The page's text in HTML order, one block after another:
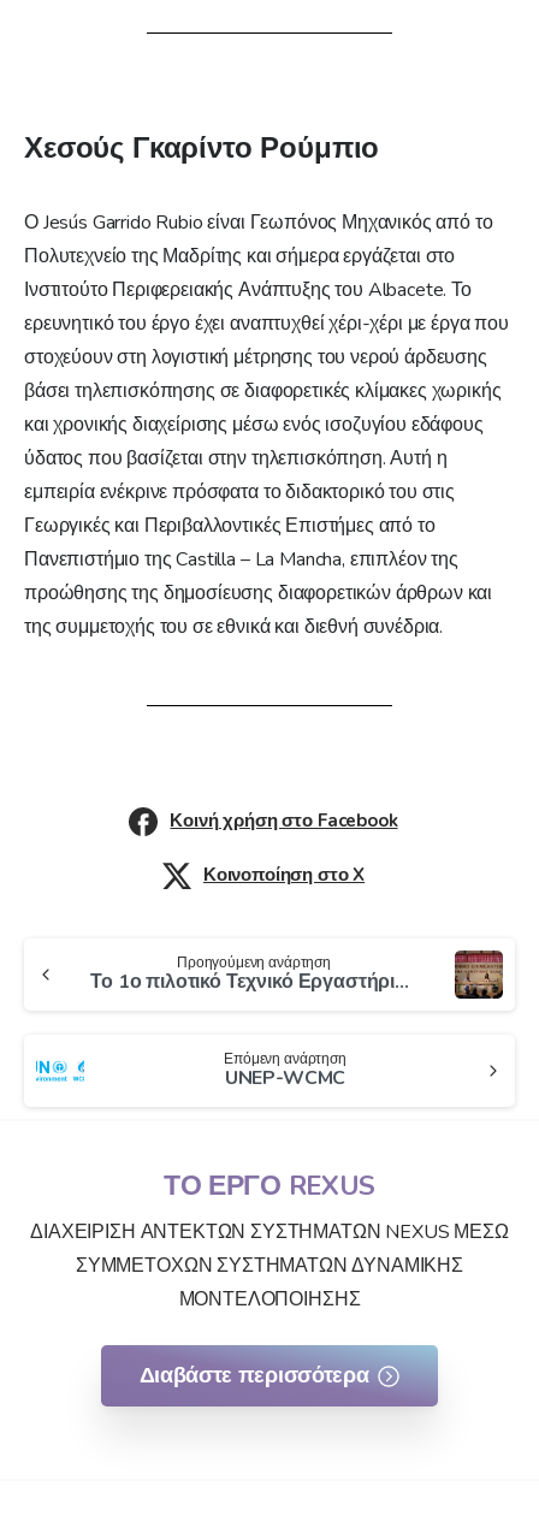
Χεσούς Γκαρίντο Ρούμπιο
Ο Jesús Garrido Rubio είναι Γεωπόνος Μηχανικός από το
Πολυτεχνείο της Μαδρίτης και σήμερα εργάζεται στο
Ινστιτούτο Περιφερειακής Ανάπτυξης του Albacete. Το
ερευνητικό του έργο έχει αναπτυχθεί χέρι-χέρι με έργα που
στοχεύουν στη λογιστική μέτρησης του νερού άρδευσης
βάσει τηλεπισκόπησης σε διαφορετικές κλίμακες χωρικής
και χρονικής διαχείρισης μέσω ενός ισοζυγίου εδάφους
ύδατος που βασίζεται στην τηλεπισκόπηση. Αυτή η
εμπειρία ενέκρινε πρόσφατα το διδακτορικό του στις
Γεωργικές και Περιβαλλοντικές Επιστήμες από το
Πανεπιστήμιο της Castilla – La Mancha, επιπλέον της
προώθησης της δημοσίευσης διαφορετικών άρθρων και
της συμμετοχής του σε εθνικά και διεθνή συνέδρια.
Κοινή χρήση στο Facebook
Κοινοποίηση στο X
Προηγούμενη ανάρτηση
Το 1ο πιλοτικό Τεχνικό Εργαστήριο Πηνειού θέτει το σκηνικό για πρωτοποριακή διατομεακή συνεργασία για την αντιμετώπιση των προκλήσεων του Nexus
Επόμενη ανάρτηση
UNEP-WCMC
ΤΟ ΕΡΓΟ REXUS
ΔΙΑΧΕΙΡΙΣΗ ΑΝΤΕΚΤΩΝ ΣΥΣΤΗΜΑΤΩΝ NEXUS ΜΕΣΩ
ΣΥΜΜΕΤΟΧΩΝ ΣΥΣΤΗΜΑΤΩΝ ΔΥΝΑΜΙΚΗΣ
ΜΟΝΤΕΛΟΠΟΙΗΣΗΣ
Διαβάστε περισσότερα